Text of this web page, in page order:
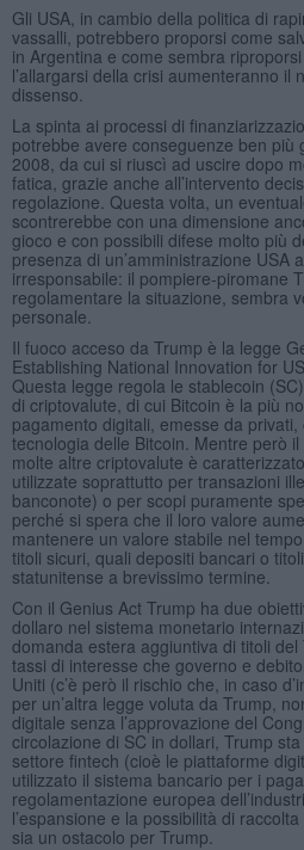
Gli USA, in cambio della politica di
vassalli, potrebbero proporsi come
in Argentina e come sembra
l’allargarsi della crisi aumenteranno il
dissenso.
La spinta ai processi di
potrebbe avere conseguenze ben più
2008, da cui si riuscì ad uscire dopo
fatica, grazie anche all’intervento
regolazione. Questa volta, un
scontrerebbe con una dimensione
gioco e con possibili difese molto più
presenza di un’amministrazione USA
irresponsabile: il pompiere-piromane
regolamentare la situazione, sembra
personale.
Il fuoco acceso da Trump è la legge
Establishing National Innovation for
Questa legge regola le stablecoin
di criptovalute, di cui Bitcoin è la più
pagamento digitali, emesse da
tecnologia delle Bitcoin. Mentre però
molte altre criptovalute è
utilizzate soprattutto per transazioni
banconote) o per scopi puramente
perché si spera che il loro valore
mantenere un valore stabile nel
titoli sicuri, quali depositi bancari o
statunitense a brevissimo termine.
Con il Genius Act Trump ha due
dollaro nel sistema monetario
domanda estera aggiuntiva di titoli
tassi di interesse che governo e
Uniti (c’è però il rischio che, in caso
per un’altra legge voluta da Trump,
digitale senza l’approvazione del
circolazione di SC in dollari, Trump
settore fintech (cioè le piattaforme
utilizzato il sistema bancario per i
regolamentazione europea
l’espansione e la possibilità di
sia un ostacolo per Trump.